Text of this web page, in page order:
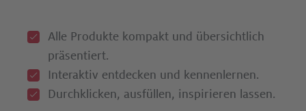
Alle Produkte kompakt und übersichtlich
präsentiert.
Interaktiv entdecken und kennenlernen.
Durchklicken, ausfüllen, inspirieren lassen.­